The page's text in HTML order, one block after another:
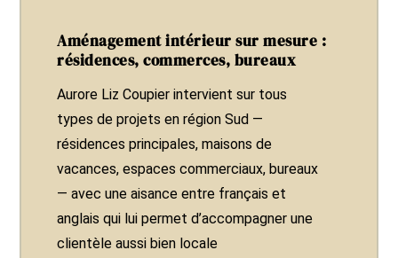
Aménagement intérieur sur mesure :
résidences, commerces, bureaux
Aurore Liz Coupier intervient sur tous
types de projets en région Sud —
résidences principales, maisons de
vacances, espaces commerciaux, bureaux
— avec une aisance entre français et
anglais qui lui permet d’accompagner une
clientèle aussi bien locale